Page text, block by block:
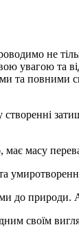
не
увагою та
та
має масу
до
своїм